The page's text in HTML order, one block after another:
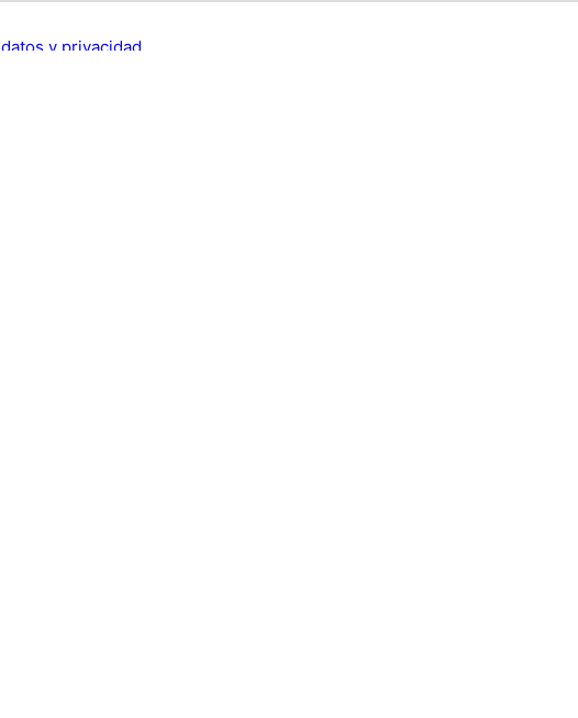
y privacidad